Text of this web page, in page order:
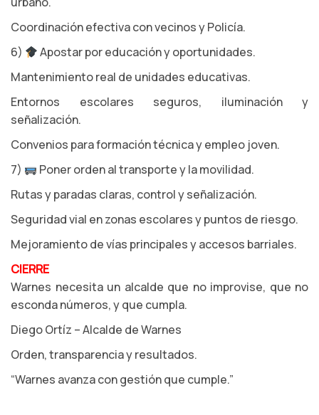
Coordinación efectiva con vecinos y Policía.
6)
Apostar por educación y oportunidades.
Mantenimiento real de unidades educativas.
Entornos escolares seguros, iluminación y
señalización.
Convenios para formación técnica y empleo joven.
7)
Poner orden al transporte y la movilidad.
Rutas y paradas claras, control y señalización.
Seguridad vial en zonas escolares y puntos de riesgo.
Mejoramiento de vías principales y accesos barriales.
CIERRE
Warnes necesita un alcalde que no improvise, que no
esconda números, y que cumpla.
Diego Ortíz – Alcalde de Warnes
Orden, transparencia y resultados.
“Warnes avanza con gestión que cumple.”